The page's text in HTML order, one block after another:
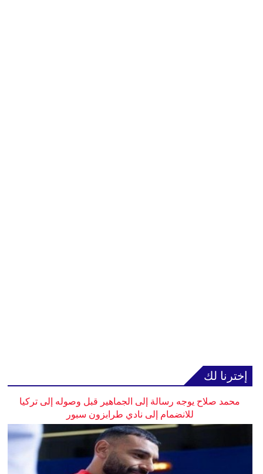
إخترنا لك
محمد صلاح يوجه رسالة إلى الجماهير قبل وصوله إلى تركيا
للانضمام إلى نادي طرابزون سبور